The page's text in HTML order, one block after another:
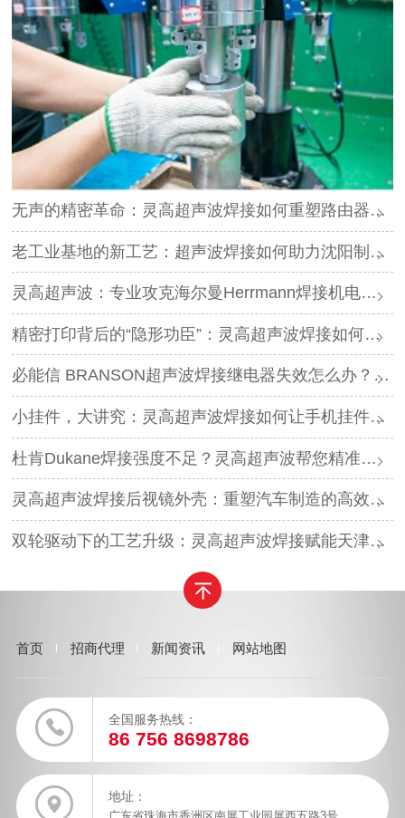
无声的精密革命：灵高超声波焊接如何重塑路由器外壳制造？
老工业基地的新工艺：超声波焊接如何助力沈阳制造转型？
灵高超声波：专业攻克海尔曼Herrmann焊接机电路板短路难题
精密打印背后的“隐形功臣”：灵高超声波焊接如何让喷墨头支架更可靠？
必能信 BRANSON超声波焊接继电器失效怎么办？灵高超声波“四步维修法”精准破局
小挂件，大讲究：灵高超声波焊接如何让手机挂件更“抗造”？
杜肯Dukane焊接强度不足？灵高超声波帮您精准破局
灵高超声波焊接后视镜外壳：重塑汽车制造的高效与美学
双轮驱动下的工艺升级：灵高超声波焊接赋能天津汽车与电子产业
首页 招商代理 新闻资讯 网站地图
全国服务热线：
86 756 8698786
地址：